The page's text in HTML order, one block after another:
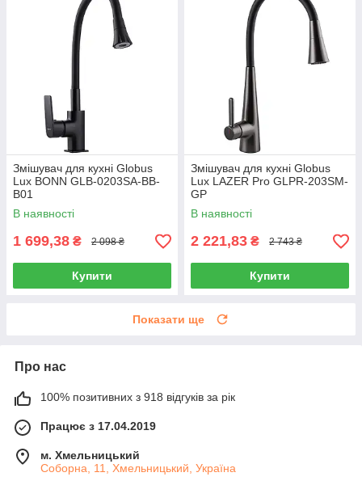
Змішувач для кухні Globus
Lux BONN GLB-0203SA-BB-
B01
В наявності
1 699,38 ₴ 2 098 ₴
Купити
Змішувач для кухні Globus
Lux LAZER Pro GLPR-203SM-
GP
В наявності
2 221,83 ₴ 2 743 ₴
Купити
Показати ще
Про нас
100% позитивних з 918 відгуків за рік
Працює з 17.04.2019
м. Хмельницький
Соборна, 11, Хмельницький, Україна